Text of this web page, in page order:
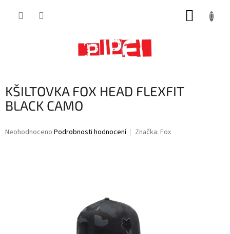
KŠILTOVKA FOX HEAD FLEXFIT
BLACK CAMO
Průměrné
Neohodnoceno Podrobnosti hodnocení Značka: Fox